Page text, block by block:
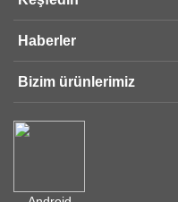
Haberler
Bizim ürünlerimiz